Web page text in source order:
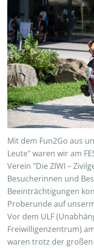
Mit dem Fun2Go aus
Leute" waren wir am
Verein "Die ZIWI –
Besucherinnen und
Beeinträchtigungen
Proberunde auf
Vor dem ULF
Freiwilligenzentrum)
waren trotz der